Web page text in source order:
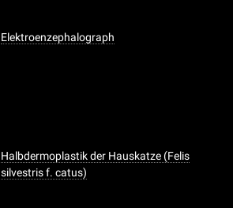
Elektroenzephalograph
Halbdermoplastik der Hauskatze (Felis
silvestris f. catus)